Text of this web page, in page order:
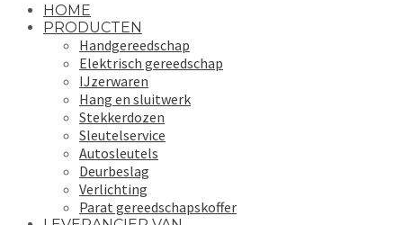
HOME
PRODUCTEN
Handgereedschap
Elektrisch gereedschap
IJzerwaren
Hang en sluitwerk
Stekkerdozen
Sleutelservice
Autosleutels
Deurbeslag
Verlichting
Parat gereedschapskoffer